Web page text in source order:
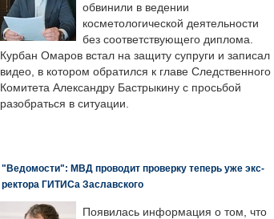
обвинили в ведении
косметологической деятельности
без соответствующего диплома.
Курбан Омаров встал на защиту супруги и записал
видео, в котором обратился к главе Следственного
Комитета Александру Бастрыкину с просьбой
разобраться в ситуации.
"Ведомости": МВД проводит проверку теперь уже экс-
ректора ГИТИСа Заславского
Появилась информация о том, что